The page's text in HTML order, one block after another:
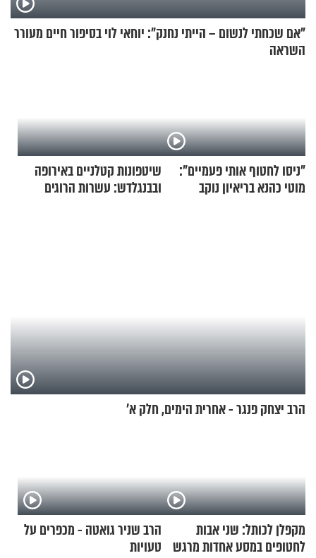
"אם שכחתי לנשום – הייתי נחנק": יוחאי לוי בסיפור חיים מעורר
השראה
"ניסו לחטוף אותי פעמיים":
מוטי כהנא בריאיון נוקב
שיטפונות קטלניים באירופה
ובבנגלדש: עשרות הרוגים
הרב יצחק פנגר - אחרית הימים, חלק א’
מקפלן לכותל: שני אבות
לחטופים במסע אחדות מרגש
הרב שניר גואטה - מכפרים על
טעויות